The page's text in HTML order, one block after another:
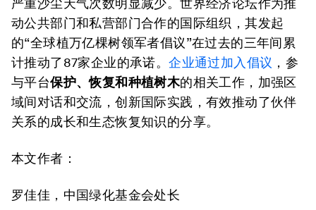
严重沙尘天气次数明显减少。世界经济论坛作为推
动公共部门和私营部门合作的国际组织，其发起
的“全球植万亿棵树领军者倡议”在过去的三年间累
计推动了87家企业的承诺。企业通过加入倡议 ，参
与平台保护、恢复和种植树木的相关工作，加强区
域间对话和交流，创新国际实践，有效推动了伙伴
关系的成长和生态恢复知识的分享。
本文作者：
罗佳佳，中国绿化基金会处长